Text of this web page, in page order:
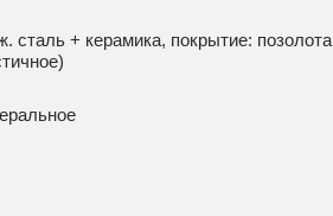
сталь + керамика, покрытие: позолота